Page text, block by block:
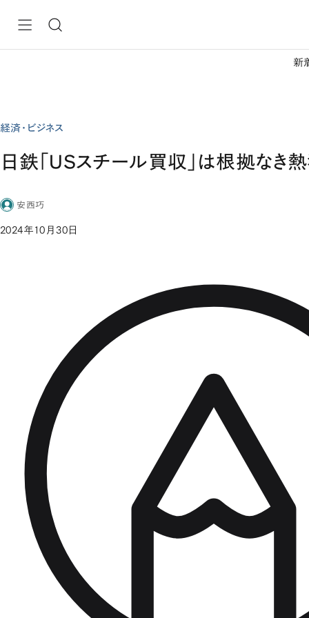
新
経済・ビジネス
日鉄「USスチール買収」は根拠なき
安西巧
2024年10月30日